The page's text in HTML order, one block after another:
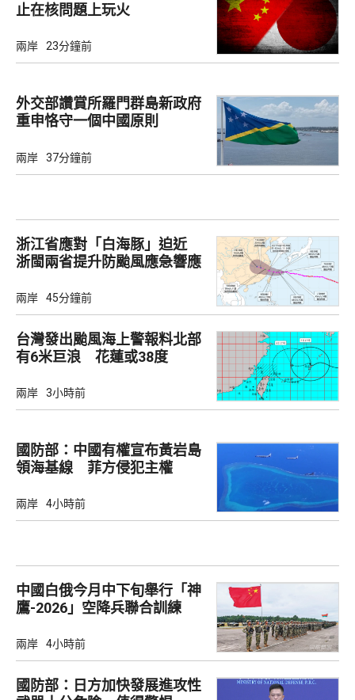
止在核問題上玩火
兩岸 23分鐘前
外交部讚賞所羅門群島新政府
重申恪守一個中國原則
兩岸 37分鐘前
浙江省應對「白海豚」迫近
浙閩兩省提升防颱風應急響應
兩岸 45分鐘前
台灣發出颱風海上警報料北部
有6米巨浪 花蓮或38度
兩岸 3小時前
國防部：中國有權宣布黃岩島
領海基線 菲方侵犯主權
兩岸 4小時前
中國白俄今月中下旬舉行「神
鷹-2026」空降兵聯合訓練
兩岸 4小時前
國防部：日方加快發展進攻性